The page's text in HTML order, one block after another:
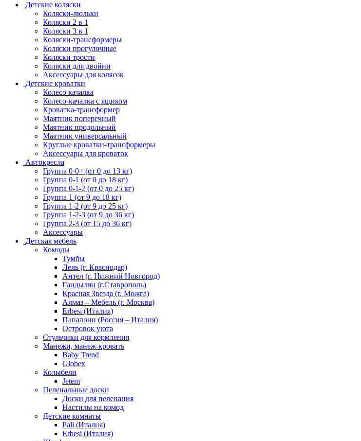
Детские коляски
Коляски-люльки
Коляски 2 в 1
Коляски 3 в 1
Коляски-трансформеры
Коляски прогулочные
Коляски трости
Коляски для двойни
Аксессуары для колясок
Детские кроватки
Колесо качалка
Колесо-качалка с ящиком
Кроватка-трансформер
Маятник поперечный
Маятник продольный
Маятник универсальный
Круглые кроватки-трансформеры
Аксессуары для кроваток
Автокресла
Группа 0-0+ (от 0 до 13 кг)
Группа 0-1 (от 0 до 18 кг)
Группа 0-1-2 (от 0 до 25 кг)
Группа 1 (от 9 до 18 кг)
Группа 1-2 (от 9 до 25 кг)
Группа 1-2-3 (от 9 до 36 кг)
Группа 2-3 (от 15 до 36 кг)
Аксессуары
Детская мебель
Комоды
Тумбы
Лель (г. Краснодар)
Антел (г. Нижний Новгород)
Гандылян (г.Ставрополь)
Красная Звезда (г. Можга)
Алмаз – Мебель (г. Москва)
Erbesi (Италия)
Папалони (Россия – Италия)
Островок уюта
Стульчики для кормления
Манежи, манеж-кровать
Baby Trend
Globex
Колыбели
Jetem
Пеленальные доски
Доски для пеленания
Настилы на комод
Детские комнаты
Pali (Италия)
Erbesi (Италия)